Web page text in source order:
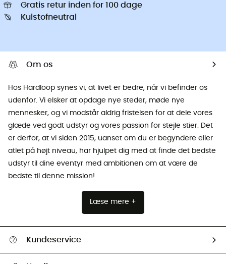
Gratis retur inden for 100 dage
Kulstofneutral
Om os
Hos Hardloop synes vi, at livet er bedre, når vi befinder os
udenfor. Vi elsker at opdage nye steder, møde nye
mennesker, og vi modstår aldrig fristelsen for at dele vores
glæde ved godt udstyr og vores passion for stejle stier. Det
er derfor, at vi siden 2015, uanset om du er begyndere eller
atlet på højt niveau, har hjulpet dig med at finde det bedste
udstyr til dine eventyr med ambitionen om at være de
bedste til denne mission!
Læse mere +
Kundeservice